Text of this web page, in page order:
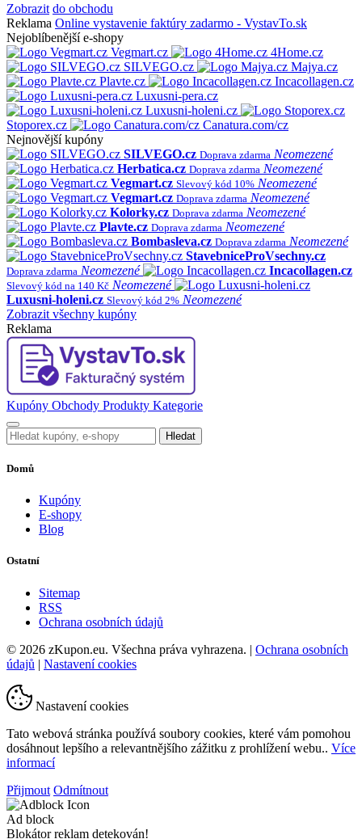
Zobrazit do obchodu
Reklama Online vystavenie faktúry zadarmo - VystavTo.sk
Nejoblíbenější e-shopy
Vegmart.cz
4Home.cz
SILVEGO.cz
Majya.cz
Plavte.cz
Incacollagen.cz
Luxusni-pera.cz
Luxusni-holeni.cz
Stoporex.cz
Canatura.com/cz
Nejnovější kupóny
SILVEGO.cz Doprava zdarma Neomezené
Herbatica.cz Doprava zdarma Neomezené
Vegmart.cz Slevový kód 10% Neomezené
Vegmart.cz Doprava zdarma Neomezené
Kolorky.cz Doprava zdarma Neomezené
Plavte.cz Doprava zdarma Neomezené
Bombasleva.cz Doprava zdarma Neomezené
StavebniceProVsechny.cz
Doprava zdarma Neomezené Incacollagen.cz
Slevový kód na 140 Kč Neomezené
Luxusni-holeni.cz Slevový kód 2% Neomezené
Zobrazit všechny kupóny
Reklama
Kupóny Obchody Produkty Kategorie
Hledat
Domů
Kupóny
E-shopy
Blog
Ostatní
Sitemap
RSS
Ochrana osobních údajů
© 2026 zKupon.eu. Všechna práva vyhrazena. | Ochrana osobních
údajů | Nastavení cookies
Nastavení cookies
Tato webová stránka používá soubory cookies, které vám pomohou
dosáhnout lepšího a relevantnějšího zážitku z prohlížení webu.. Více
informací
Přijmout Odmítnout
Ad block
Blokátor reklam detekován!